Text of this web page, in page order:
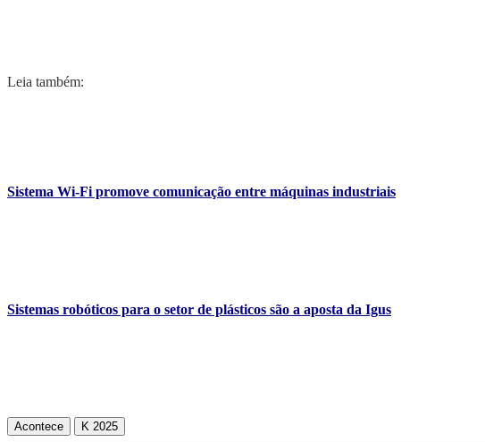
Leia também:
Sistema Wi-Fi promove comunicação entre máquinas industriais
Sistemas robóticos para o setor de plásticos são a aposta da Igus
Acontece K 2025